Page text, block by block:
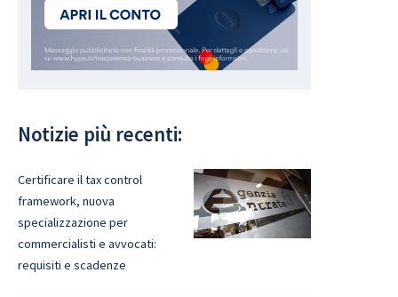
Notizie più recenti:
Certificare il tax control
framework, nuova
specializzazione per
commercialisti e avvocati:
requisiti e scadenze